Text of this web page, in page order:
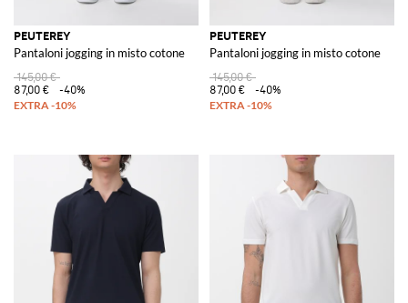
PEUTEREY
Pantaloni jogging in misto cotone
145,00 €
87,00 €
-40%
PEUTEREY
Pantaloni jogging in misto cotone
145,00 €
87,00 €
-40%